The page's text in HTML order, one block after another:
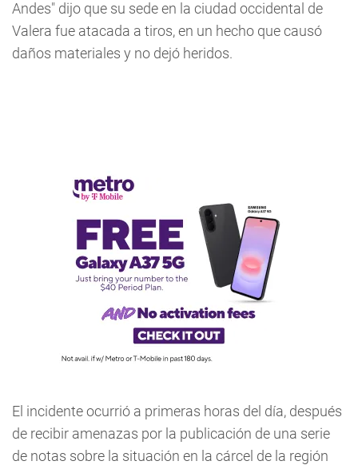
Andes" dijo que su sede en la ciudad occidental de
Valera fue atacada a tiros, en un hecho que causó
daños materiales y no dejó heridos.
El incidente ocurrió a primeras horas del día, después
de recibir amenazas por la publicación de una serie
de notas sobre la situación en la cárcel de la región